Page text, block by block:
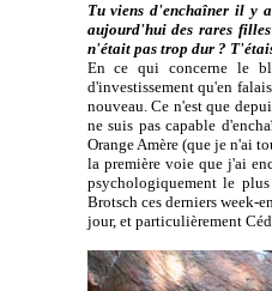
Tu viens d'enchaîner il y
aujourd'hui des rares
n'était pas trop dur ?
En ce qui concerne le
d'investissement qu'en
nouveau. Ce n'est que
ne suis pas capable
Orange Amère (que je n'ai
la première voie que j'ai
psychologiquement le
Brotsch ces derniers week-
jour, et particulièrement